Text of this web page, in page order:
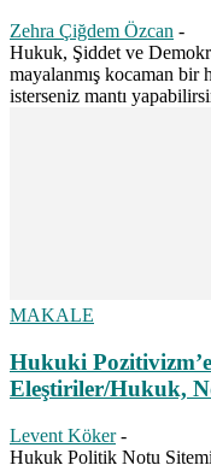
Zehra Çiğdem Özcan -
Hukuk, Şiddet ve
mayalanmış kocaman bir
isterseniz mantı
MAKALE
Hukuki
Eleştiriler/Hukuk,
Levent Köker -
Hukuk Politik Notu